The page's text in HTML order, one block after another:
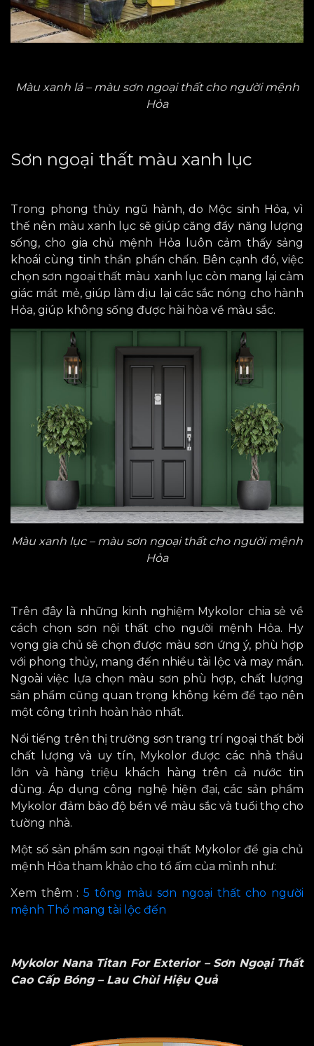
Màu xanh lá – màu sơn ngoại thất cho người mệnh
Hỏa
Sơn ngoại thất màu xanh lục
Trong phong thủy ngũ hành,do Mộc sinh Hỏa,vì
thế nên màu xanh lục sẽ giúp căng đầy năng lượng
sống, cho gia chủ mệnh Hỏa luôn cảm thấy sảng
khoái cùng tinh thần phấn chấn. Bên cạnh đó, việc
chọn sơn ngoại thất màu xanh lục còn mang lại cảm
giác mát mẻ, giúp làm dịu lại các sắc nóng cho hành
Hỏa, giúp không sống được hài hòa về màu sắc.
Màu xanh lục – màu sơn ngoại thất cho người mệnh
Hỏa
Trên đây là những kinh nghiệm Mykolor chia sẻ về
cách chọn sơn nội thất cho người mệnh Hỏa. Hy
vọng gia chủ sẽ chọn được màu sơn ứng ý, phù hợp
với phong thủy, mang đến nhiều tài lộc và may mắn.
Ngoài việc lựa chọn màu sơn phù hợp, chất lượng
sản phẩm cũng quan trọng không kém để tạo nên
một công trình hoàn hảo nhất.
Nổi tiếng trên thị trường sơn trang trí ngoại thất bởi
chất lượng và uy tín, Mykolor được các nhà thầu
lớn và hàng triệu khách hàng trên cả nước tin
dùng. Áp dụng công nghệ hiện đại, các sản phẩm
Mykolor đảm bảo độ bền về màu sắc và tuổi thọ cho
tường nhà.
Một số sản phẩm sơn ngoại thất Mykolor để gia chủ
mệnh Hỏa tham khảo cho tổ ấm của mình như:
Xem thêm :5 tông màu sơn ngoại thất cho người
mệnh Thổ mang tài lộc đến
Mykolor Nana Titan For Exterior – Sơn Ngoại Thất
Cao Cấp Bóng – Lau Chùi Hiệu Quả